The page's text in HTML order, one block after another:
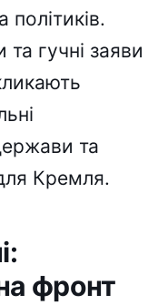
політиків.
гучні заяви
та
Кремля.
фронт